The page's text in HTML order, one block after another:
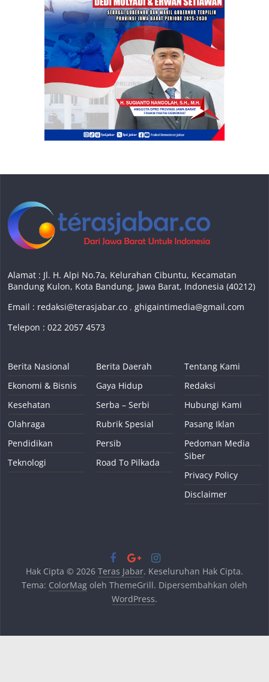
Alamat : Jl. H. Alpi No.7a, Kelurahan Cibuntu, Kecamatan
Bandung Kulon, Kota Bandung, Jawa Barat, Indonesia (40212)
Email : redaksi@terasjabar.co ,ghigaintimedia@gmail.com
Telepon : 022 2057 4573
Berita Nasional
Ekonomi & Bisnis
Kesehatan
Olahraga
Pendidikan
Teknologi
Berita Daerah
Gaya Hidup
Serba – Serbi
Rubrik Spesial
Persib
Road To Pilkada
Tentang Kami
Redaksi
Hubungi Kami
Pasang Iklan
Pedoman Media
Siber
Privacy Policy
Disclaimer
Hak Cipta © 2026 Teras Jabar. Keseluruhan Hak Cipta.
Tema: ColorMagoleh ThemeGrill. Dipersembahkan oleh
WordPress.